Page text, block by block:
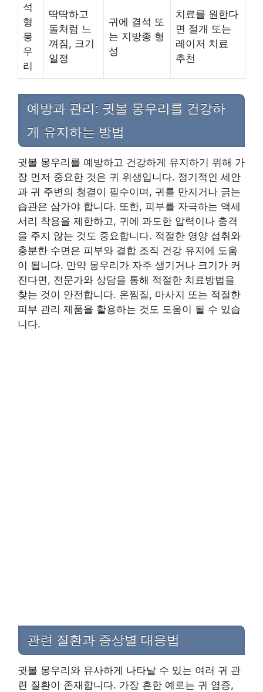
석
형
몽
우
리
딱딱하고
돌처럼 느
껴짐, 크기
일정
귀에 결석 또
는 지방종 형
성
치료를 원한다
면 절개 또는
레이저 치료
추천
예방과 관리: 귓볼 몽우리를 건강하
게 유지하는 방법
귓볼 몽우리를 예방하고 건강하게 유지하기 위해 가
장 먼저 중요한 것은 귀 위생입니다. 정기적인 세안
과 귀 주변의 청결이 필수이며, 귀를 만지거나 긁는
습관은 삼가야 합니다. 또한, 피부를 자극하는 액세
서리 착용을 제한하고, 귀에 과도한 압력이나 충격
을 주지 않는 것도 중요합니다. 적절한 영양 섭취와
충분한 수면은 피부와 결합 조직 건강 유지에 도움
이 됩니다. 만약 몽우리가 자주 생기거나 크기가 커
진다면, 전문가와 상담을 통해 적절한 치료방법을
찾는 것이 안전합니다. 온찜질, 마사지 또는 적절한
피부 관리 제품을 활용하는 것도 도움이 될 수 있습
니다.
관련 질환과 증상별 대응법
귓볼 몽우리와 유사하게 나타날 수 있는 여러 귀 관
련 질환이 존재합니다. 가장 흔한 예로는 귀 염증,